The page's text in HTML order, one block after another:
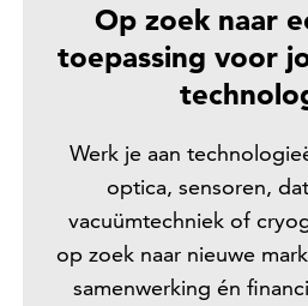
Op zoek naar
toepassing voor
Werk je aan
optica, sensoren,
vacuümtechniek of
op zoek naar nieuwe
samenwerking én